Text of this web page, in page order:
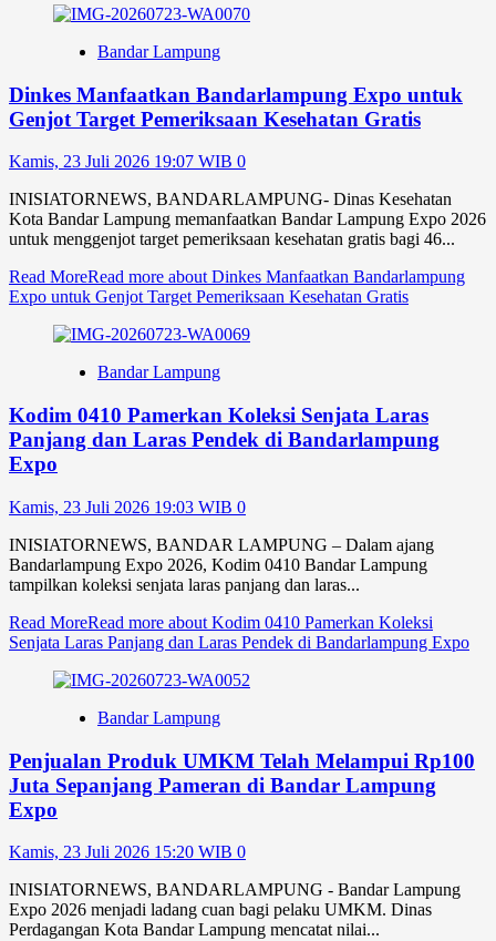
Bandar Lampung
Dinkes Manfaatkan Bandarlampung Expo untuk
Genjot Target Pemeriksaan Kesehatan Gratis
Kamis, 23 Juli 2026 19:07 WIB 0
INISIATORNEWS, BANDARLAMPUNG- Dinas Kesehatan
Kota Bandar Lampung memanfaatkan Bandar Lampung Expo 2026
untuk menggenjot target pemeriksaan kesehatan gratis bagi 46...
Read MoreRead more about Dinkes Manfaatkan Bandarlampung
Expo untuk Genjot Target Pemeriksaan Kesehatan Gratis
Bandar Lampung
Kodim 0410 Pamerkan Koleksi Senjata Laras
Panjang dan Laras Pendek di Bandarlampung
Expo
Kamis, 23 Juli 2026 19:03 WIB 0
INISIATORNEWS, BANDAR LAMPUNG – Dalam ajang
Bandarlampung Expo 2026, Kodim 0410 Bandar Lampung
tampilkan koleksi senjata laras panjang dan laras...
Read MoreRead more about Kodim 0410 Pamerkan Koleksi
Senjata Laras Panjang dan Laras Pendek di Bandarlampung Expo
Bandar Lampung
Penjualan Produk UMKM Telah Melampui Rp100
Juta Sepanjang Pameran di Bandar Lampung
Expo
Kamis, 23 Juli 2026 15:20 WIB 0
INISIATORNEWS, BANDARLAMPUNG - Bandar Lampung
Expo 2026 menjadi ladang cuan bagi pelaku UMKM. Dinas
Perdagangan Kota Bandar Lampung mencatat nilai...